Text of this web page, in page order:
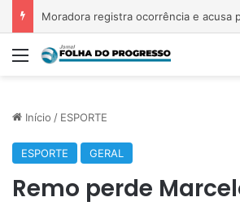
Menu
Início / ESPORTE
ESPORTE GERAL
Remo perde